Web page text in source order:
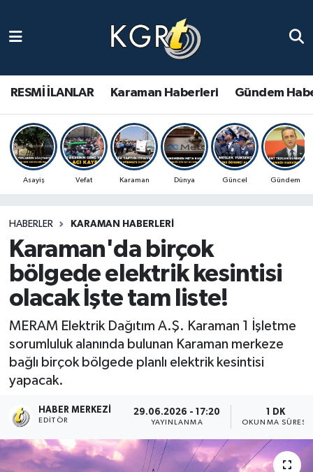
RESMİ İLANLAR Karaman Haberleri Gündem
Asayiş Vefat Karaman Dünya Güncel Gündem
HABERLER KARAMAN HABERLERI
Karaman'da birçok
bölgede elektrik kesintisi
olacak İşte tam liste!
MERAM Elektrik Dağıtım A.Ş. Karaman 1 İşletme
sorumluluk alanında bulunan Karaman merkeze
bağlı birçok bölgede planlı elektrik kesintisi
yapacak.
HABER MERKEZI
EDITÖR
29.06.2026 - 17:20
YAYINLANMA
1 DK
OKUNMA SÜRESI
Gündem Haberleri
Güncel Haberler
Spor Haberleri
Ulusal Haberler
Vefat Edenler